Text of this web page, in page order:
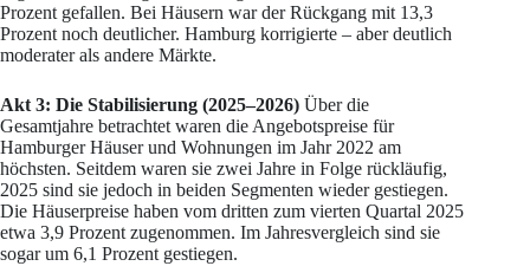
Prozent gefallen. Bei Häusern war der Rückgang mit 13,3
Prozent noch deutlicher. Hamburg korrigierte – aber deutlich
moderater als andere Märkte.
Akt 3: Die Stabilisierung (2025–2026) Über die
Gesamtjahre betrachtet waren die Angebotspreise für
Hamburger Häuser und Wohnungen im Jahr 2022 am
höchsten. Seitdem waren sie zwei Jahre in Folge rückläufig,
2025 sind sie jedoch in beiden Segmenten wieder gestiegen.
Die Häuserpreise haben vom dritten zum vierten Quartal 2025
etwa 3,9 Prozent zugenommen. Im Jahresvergleich sind sie
sogar um 6,1 Prozent gestiegen.